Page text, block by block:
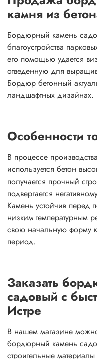
камня из
Бордюрный камень
благоустройства
его помощью удается
отведенную для
Бордюр бетонный
ландшафтных дизайнах.
Особенности
В процессе
используется бетон
получается прочный
подвергается
Камень устойчив
низким температурным
свою начальную форму
период.
Заказать
садовый с
Истре
В нашем магазине
бордюрный камень
строительные